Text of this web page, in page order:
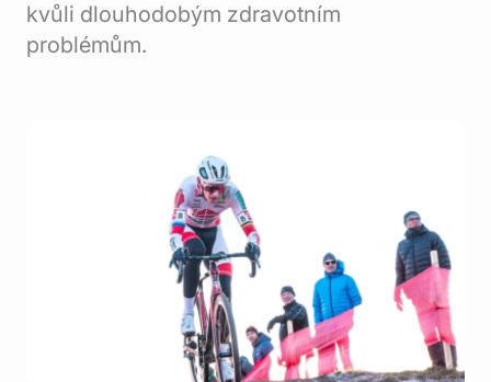
kvůli dlouhodobým zdravotním
problémům.